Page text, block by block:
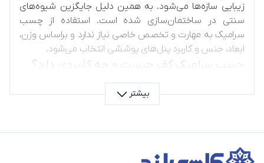
بیشتر
زیبایی سازه‌ها می‌شود. به همین دلیل جایگزین شیوه‌های
سنتی در ساختمان‌سازی شده است. استفاده از چسب
سرامیک به مهارت و تخصص خاصی نیاز ندارد و براساس وزن،
ابعاد، جنس و کاربرد پنل‌های پوششی انتخاب می‌شود.
چسب سرامیک کف چیست و چه کاربردی دارد؟
کاشی و سرامیککف، چسب آماده یا پودری است که
برای نصب سرامیک و کاشی کف یا دیوار استفاده می‌شود. این
کدام نوع چسب سرامیک برای کف مناسب است؟